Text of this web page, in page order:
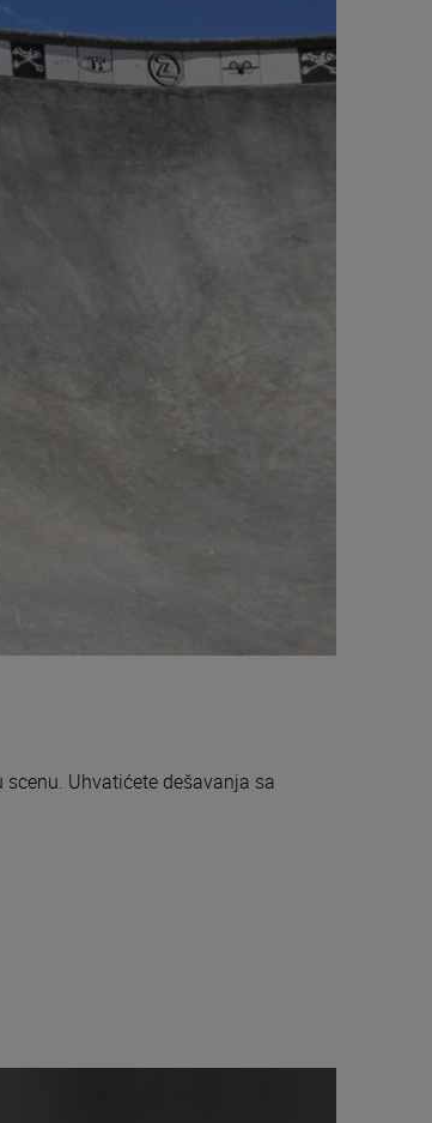
Uhvatićete dešavanja sa